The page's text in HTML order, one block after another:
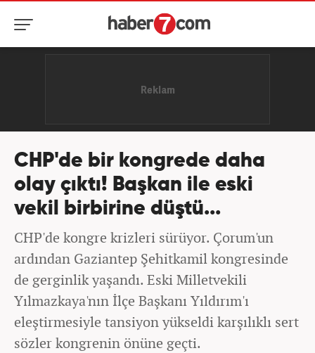
CHP'de bir kongrede daha
olay çıktı! Başkan ile eski
vekil birbirine düştü...
CHP'de kongre krizleri sürüyor. Çorum'un
ardından Gaziantep Şehitkamil kongresinde
de gerginlik yaşandı. Eski Milletvekili
Yılmazkaya'nın İlçe Başkanı Yıldırım'ı
eleştirmesiyle tansiyon yükseldi karşılıklı sert
sözler kongrenin önüne geçti.